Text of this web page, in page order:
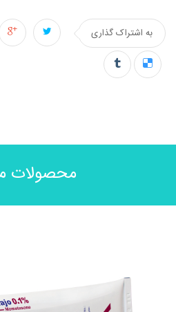
به اشتراک گذاری
محصولات